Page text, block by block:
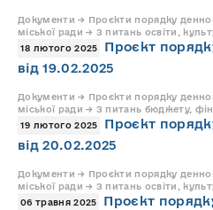
Документи → Проєкти порядку
міської ради → З питань освіти,
18 лютого 2025
Проєкт
від 19.02.2025
Документи → Проєкти порядку
міської ради → З питань бюджету,
19 лютого 2025
Проєкт
від 20.02.2025
Документи → Проєкти порядку
міської ради → З питань освіти,
06 травня 2025
Проєкт